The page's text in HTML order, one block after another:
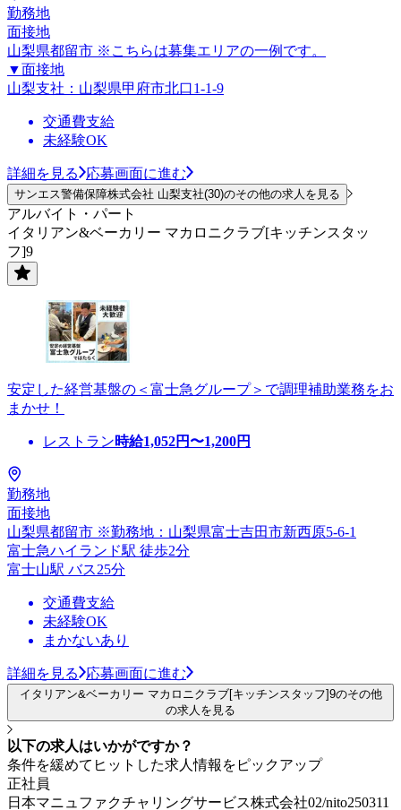
勤務地
面接地
山梨県都留市 ※こちらは募集エリアの一例です。
▼面接地
山梨支社：山梨県甲府市北口1-1-9
交通費支給
未経験OK
詳細を見る 応募画面に進む
サンエス警備保障株式会社 山梨支社(30)のその他の求人を見る
アルバイト・パート
イタリアン&ベーカリー マカロニクラブ[キッチンスタッ
フ]9
安定した経営基盤の＜富士急グループ＞で調理補助業務をお
まかせ！
レストラン時給1,052円〜1,200円
勤務地
面接地
山梨県都留市 ※勤務地：山梨県富士吉田市新西原5-6-1
富士急ハイランド駅 徒歩2分
富士山駅 バス25分
交通費支給
未経験OK
まかないあり
詳細を見る 応募画面に進む
イタリアン&ベーカリー マカロニクラブ[キッチンスタッフ]9のその他
の求人を見る
以下の求人はいかがですか？
条件を緩めてヒットした求人情報をピックアップ
正社員
日本マニュファクチャリングサービス株式会社02/nito250311